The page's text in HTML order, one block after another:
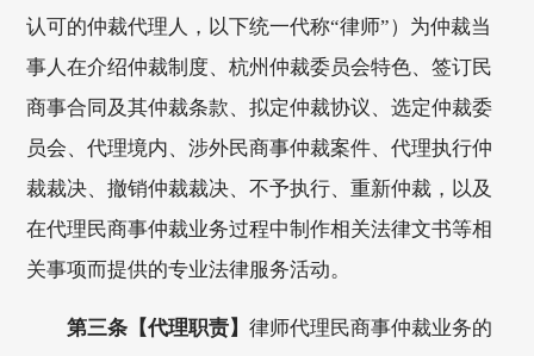
认可的仲裁代理人，以下统一代称“律师”）为仲裁当
事人在介绍仲裁制度、杭州仲裁委员会特色、签订民
商事合同及其仲裁条款、拟定仲裁协议、选定仲裁委
员会、代理境内、涉外民商事仲裁案件、代理执行仲
裁裁决、撤销仲裁裁决、不予执行、重新仲裁，以及
在代理民商事仲裁业务过程中制作相关法律文书等相
关事项而提供的专业法律服务活动。
第三条【代理职责】律师代理民商事仲裁业务的